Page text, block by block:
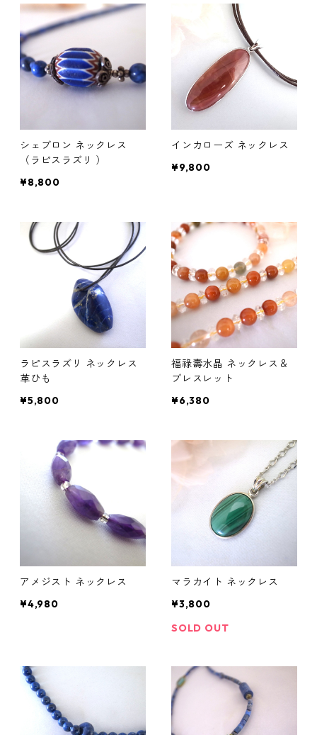
シェブロン ネックレス
（ラピスラズリ ）
¥8,800
インカローズ ネックレス
¥9,800
ラピスラズリ ネックレス
革ひも
¥5,800
福祿壽水晶 ネックレス＆
ブレスレット
¥6,380
アメジスト ネックレス
¥4,980
マラカイト ネックレス
¥3,800
SOLD OUT